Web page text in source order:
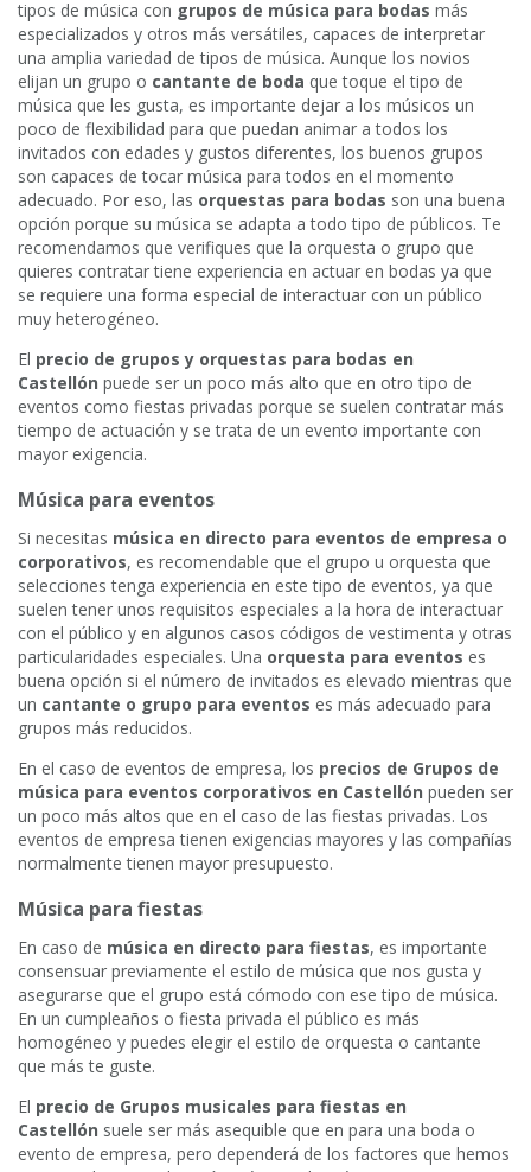
tipos de música con grupos de música para bodas más
especializados y otros más versátiles, capaces de interpretar
una amplia variedad de tipos de música. Aunque los novios
elijan un grupo o cantante de boda que toque el tipo de
música que les gusta, es importante dejar a los músicos un
poco de flexibilidad para que puedan animar a todos los
invitados con edades y gustos diferentes, los buenos grupos
son capaces de tocar música para todos en el momento
adecuado. Por eso, las orquestas para bodas son una buena
opción porque su música se adapta a todo tipo de públicos. Te
recomendamos que verifiques que la orquesta o grupo que
quieres contratar tiene experiencia en actuar en bodas ya que
se requiere una forma especial de interactuar con un público
muy heterogéneo.
El precio de grupos y orquestas para bodas en
Castellón puede ser un poco más alto que en otro tipo de
eventos como fiestas privadas porque se suelen contratar más
tiempo de actuación y se trata de un evento importante con
mayor exigencia.
Música para eventos
Si necesitas música en directo para eventos de empresa o
corporativos, es recomendable que el grupo u orquesta que
selecciones tenga experiencia en este tipo de eventos, ya que
suelen tener unos requisitos especiales a la hora de interactuar
con el público y en algunos casos códigos de vestimenta y otras
particularidades especiales. Una orquesta para eventos es
buena opción si el número de invitados es elevado mientras que
un cantante o grupo para eventos es más adecuado para
grupos más reducidos.
En el caso de eventos de empresa, los precios de Grupos de
música para eventos corporativos en Castellón pueden ser
un poco más altos que en el caso de las fiestas privadas. Los
eventos de empresa tienen exigencias mayores y las compañías
normalmente tienen mayor presupuesto.
Música para fiestas
En caso de música en directo para fiestas, es importante
consensuar previamente el estilo de música que nos gusta y
asegurarse que el grupo está cómodo con ese tipo de música.
En un cumpleaños o fiesta privada el público es más
homogéneo y puedes elegir el estilo de orquesta o cantante
que más te guste.
El precio de Grupos musicales para fiestas en
Castellón suele ser más asequible que en para una boda o
evento de empresa, pero dependerá de los factores que hemos